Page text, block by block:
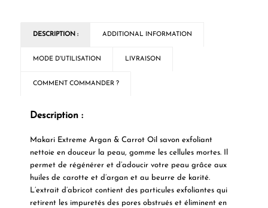
DESCRIPTION : ADDITIONAL INFORMATION
MODE D'UTILISATION LIVRAISON
COMMENT COMMANDER ?
Description :
Makari Extreme Argan & Carrot Oil savon exfoliant
nettoie en douceur la peau, gomme les cellules mortes. Il
permet de régénérer et d’adoucir votre peau grâce aux
huiles de carotte et d’argan et au beurre de karité.
L’extrait d’abricot contient des particules exfoliantes qui
retirent les impuretés des pores obstrués et éliminent en